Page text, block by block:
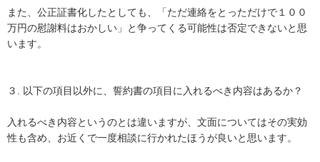
また、公正証書化したとしても、「ただ連絡をとっただけで１００
万円の慰謝料はおかしい」と争ってくる可能性は否定できないと思
います。
３. 以下の項目以外に、誓約書の項目に入れるべき内容はあるか？
入れるべき内容というのとは違いますが、文面についてはその実効
性も含め、お近くで一度相談に行かれたほうが良いと思います。